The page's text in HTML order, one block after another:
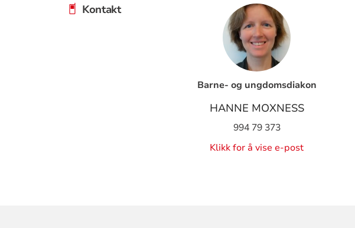
Kontakt
Barne- og ungdomsdiakon
HANNE MOXNESS
994 79 373
Klikk for å vise e-post